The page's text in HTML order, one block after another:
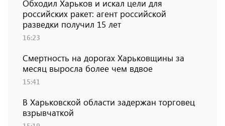
Обходил Харьков и искал цели для
российских ракет: агент российской
разведки получил 15 лет
16:23
Смертность на дорогах Харьковщины за
месяц выросла более чем вдвое
15:41
В Харьковской области задержан торговец
взрывчаткой